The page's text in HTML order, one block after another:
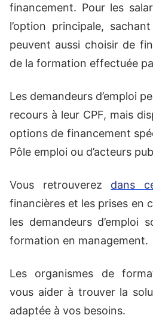
financement. Pour les
l’option principale,
peuvent aussi choisir de
de la formation effectuée
Les demandeurs d’emploi
recours à leur CPF, mais
options de financement
Pôle emploi ou d’acteurs
Vous retrouverez dans
financières et les prises en
les demandeurs d’emploi
formation en management.
Les organismes de
vous aider à trouver la
adaptée à vos besoins.